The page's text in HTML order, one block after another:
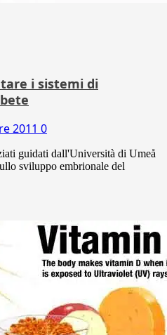
i sistemi di
2011 0
guidati dall'Università di Umeå
sviluppo embrionale del